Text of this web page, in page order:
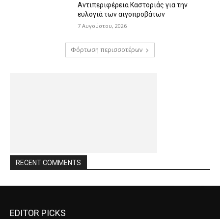
Αντιπεριφέρεια Καστοριάς για την
ευλογιά των αιγοπροβάτων
7 Αυγούστου, 2026
Φόρτωση περισσοτέρων
RECENT COMMENTS
EDITOR PICKS